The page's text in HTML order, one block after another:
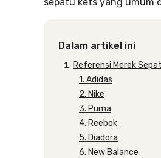
Dalam artikel ini
Referensi Merek
1. Adidas
2. Nike
3. Puma
4. Reebok
5. Diadora
6. New Balance